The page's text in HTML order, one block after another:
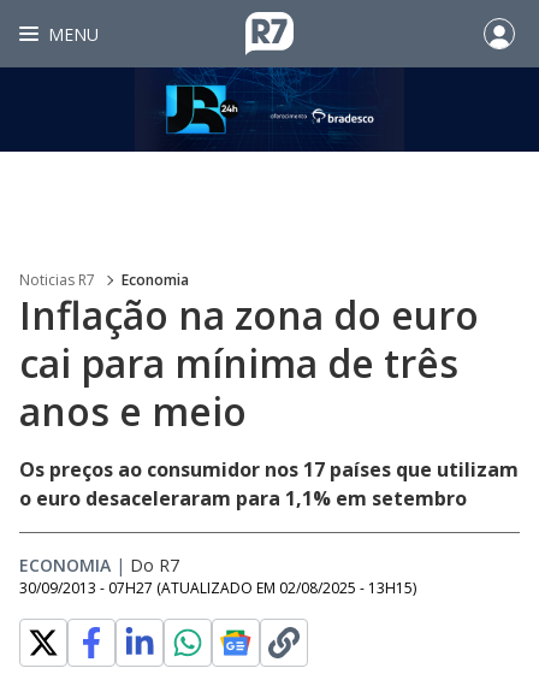
MENU
Noticias R7 Economia
Inflação na zona do euro
cai para mínima de três
anos e meio
Os preços ao consumidor nos 17 países que utilizam
o euro desaceleraram para 1,1% em setembro
ECONOMIA | Do R7
30/09/2013 - 07H27 (ATUALIZADO EM 02/08/2025 - 13H15)